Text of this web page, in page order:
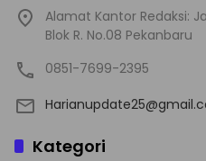
Alamat Kantor Redaksi:
Blok R. No.08 Pekanbaru
0851-7699-2395
Kategori